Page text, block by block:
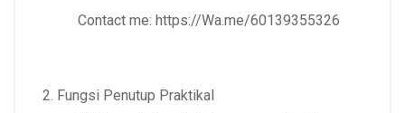
Contact me: https://Wa.me/60139355326
Fungsi Penutup Praktikal